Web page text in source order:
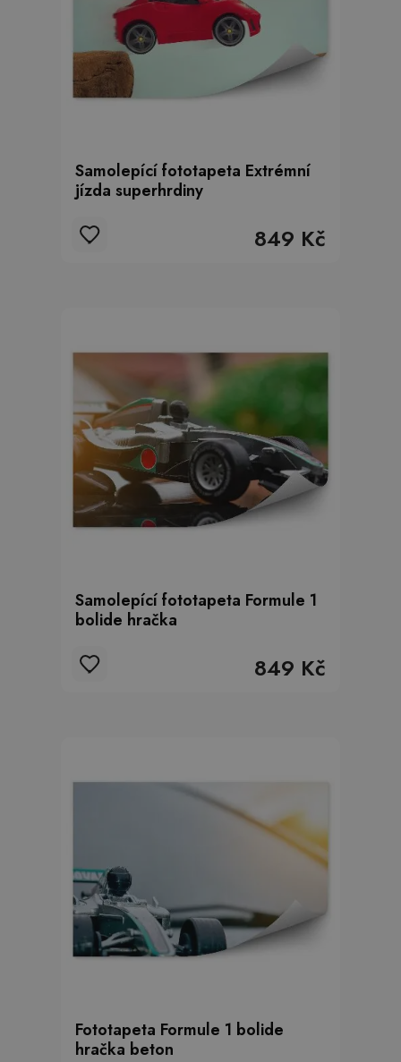
Samolepící fototapeta Extrémní
jízda superhrdiny
849 Kč
Samolepící fototapeta Formule 1
bolide hračka
849 Kč
Fototapeta Formule 1 bolide
hračka beton